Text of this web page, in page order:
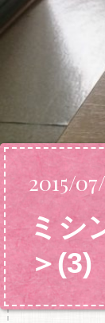
2015/
ミシ
＞(3)